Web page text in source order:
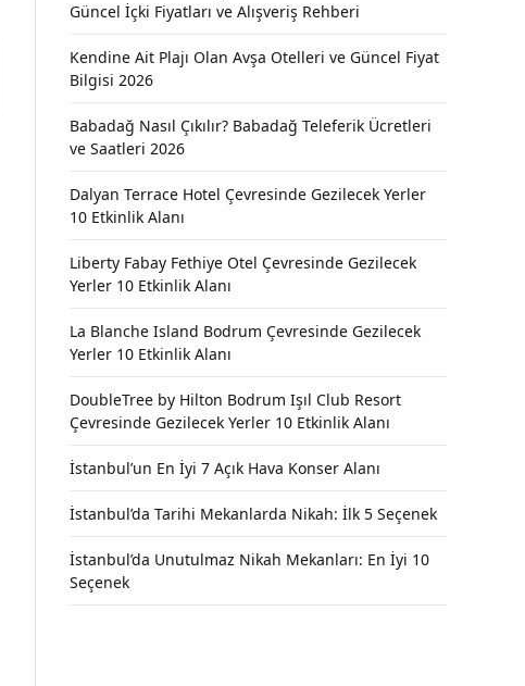
Güncel İçki Fiyatları ve Alışveriş Rehberi
Kendine Ait Plajı Olan Avşa Otelleri ve Güncel Fiyat
Bilgisi 2026
Babadağ Nasıl Çıkılır? Babadağ Teleferik Ücretleri
ve Saatleri 2026
Dalyan Terrace Hotel Çevresinde Gezilecek Yerler
10 Etkinlik Alanı
Liberty Fabay Fethiye Otel Çevresinde Gezilecek
Yerler 10 Etkinlik Alanı
La Blanche Island Bodrum Çevresinde Gezilecek
Yerler 10 Etkinlik Alanı
DoubleTree by Hilton Bodrum Işıl Club Resort
Çevresinde Gezilecek Yerler 10 Etkinlik Alanı
İstanbul’un En İyi 7 Açık Hava Konser Alanı
İstanbul’da Tarihi Mekanlarda Nikah: İlk 5 Seçenek
İstanbul’da Unutulmaz Nikah Mekanları: En İyi 10
Seçenek